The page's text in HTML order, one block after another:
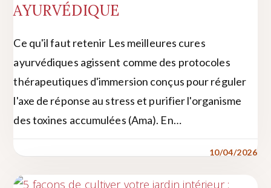
AYURVÉDIQUE
Ce qu'il faut retenir Les meilleures cures
ayurvédiques agissent comme des protocoles
thérapeutiques d'immersion conçus pour réguler
l'axe de réponse au stress et purifier l'organisme
des toxines accumulées (Ama). En…
10/04/2026